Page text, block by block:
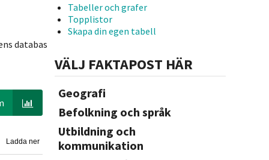
databas
Ladda ner
Tabeller och grafer
Topplistor
Skapa din egen tabell
VÄLJ FAKTAPOST HÄR
Geografi
Befolkning och språk
Utbildning och
kommunikation